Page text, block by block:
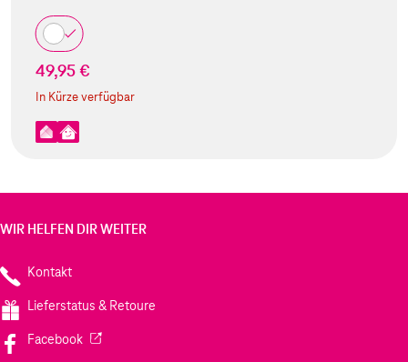
49,95 €
In Kürze verfügbar
WIR HELFEN DIR WEITER
Kontakt
Lieferstatus & Retoure
Facebook(Wird in einem neuen Tab geöffnet)